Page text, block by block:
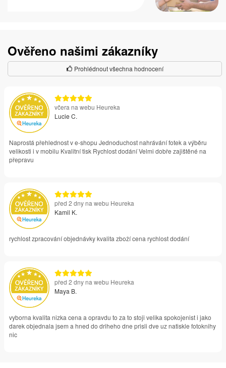
Ověřeno našimi zákazníky
Prohlédnout všechna hodnocení
včera na webu Heureka
Lucie C.
Naprostá přehlednost v e-shopu Jednoduchost nahrávání fotek a výběru
velikosti i v mobilu Kvalitní tisk Rychlost dodání Velmi dobře zajištěné na
přepravu
před 2 dny na webu Heureka
Kamil K.
rychlost zpracování objednávky kvalita zboží cena rychlost dodání
před 2 dny na webu Heureka
Maya B.
vyborna kvalita nizka cena a opravdu to za to stoji velika spokojenist i jako
darek objednala jsem a hned do driheho dne prisli dve uz natiskle fotoknihy
nic